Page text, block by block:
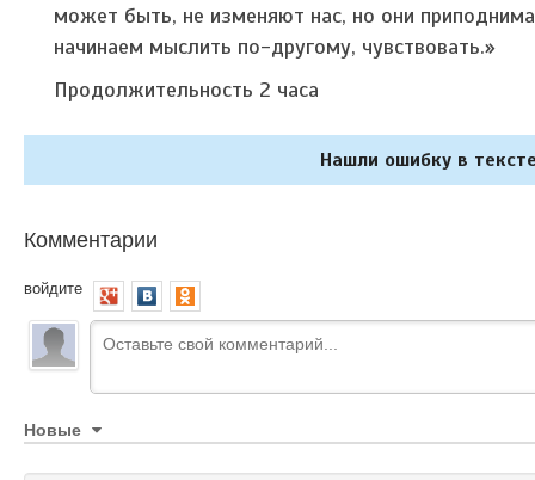
может быть, не изменяют нас, но они
начинаем мыслить по-другому, чувствовать.»
Продолжительность 2 часа
Нашли ошибку в
Комментарии
войдите
Новые